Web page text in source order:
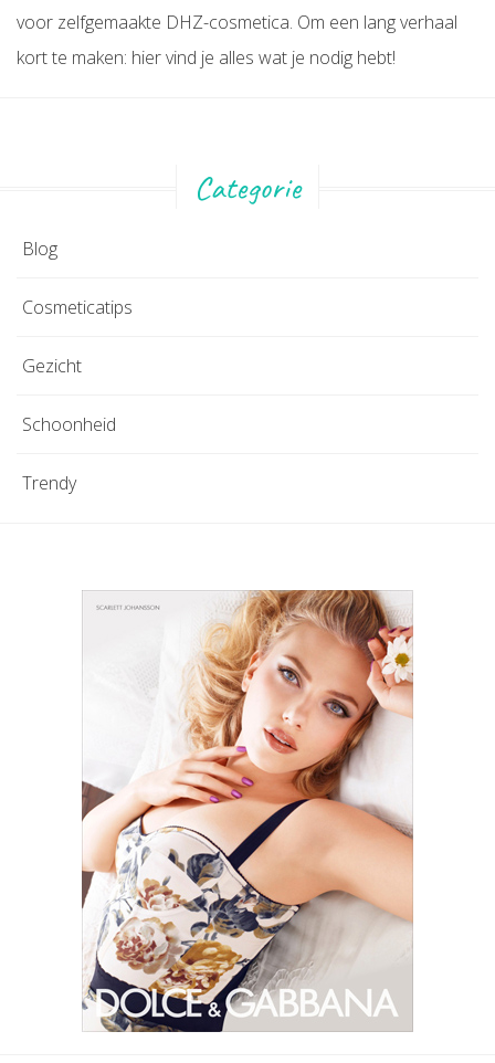
voor zelfgemaakte DHZ-cosmetica. Om een lang verhaal
kort te maken: hier vind je alles wat je nodig hebt!
Categorie
Blog
Cosmeticatips
Gezicht
Schoonheid
Trendy